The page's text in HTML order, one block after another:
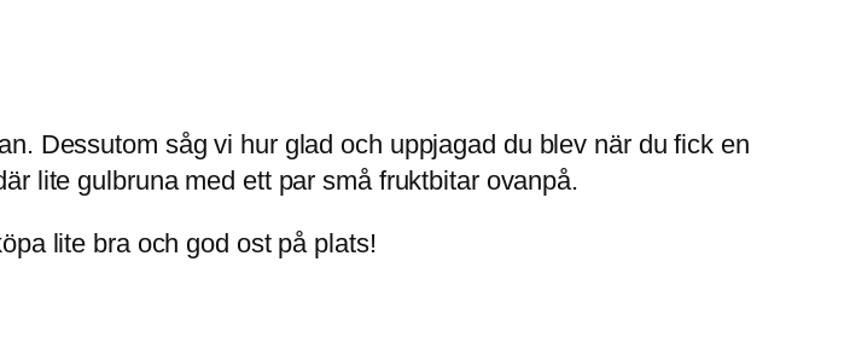
Dessutom såg vi hur glad och uppjagad du blev när du fick en
lite gulbruna med ett par små fruktbitar ovanpå.
lite bra och god ost på plats!